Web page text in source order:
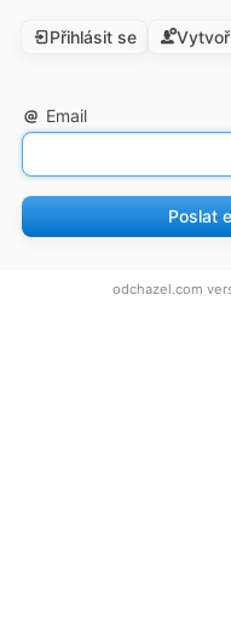
Přihlásit se
Email
Poslat
odchazel.com